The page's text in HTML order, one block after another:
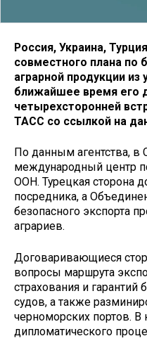
Россия, Украина,
совместного плана по
аграрной продукции из
ближайшее время его
четырехсторонней
ТАСС со ссылкой на
По данным агентства, в
международный центр
ООН. Турецкая сторона
посредника, а
безопасного экспорта
аграриев.
Договаривающиеся
вопросы маршрута
страхования и
судов, а также
черноморских портов. В
дипломатического